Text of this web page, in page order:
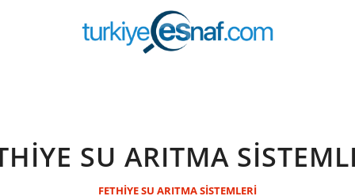
SU ARITMA
FETHİYE SU ARITMA SİSTEMLERİ